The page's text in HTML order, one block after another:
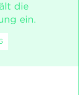
die
ein.